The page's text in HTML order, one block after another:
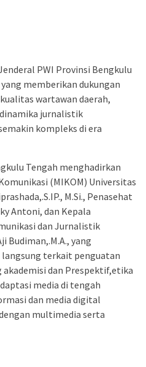
PWI Provinsi Bengkulu
yang memberikan dukungan
wartawan daerah,
jurnalistik
kompleks di era
Tengah menghadirkan
(MIKOM) Universitas
M.Si., Penasehat
Antoni, dan Kepala
dan Jurnalistik
Budiman,.M.A., yang
terkait penguatan
dan Prespektif,etika
media di tengah
dan media digital
multimedia serta